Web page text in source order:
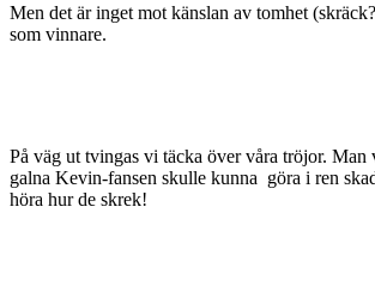
Men det är inget mot känslan av tomhet
som vinnare.
På väg ut tvingas vi täcka över våra tröjor. Man
galna Kevin-fansen skulle kunna göra i ren
höra hur de skrek!